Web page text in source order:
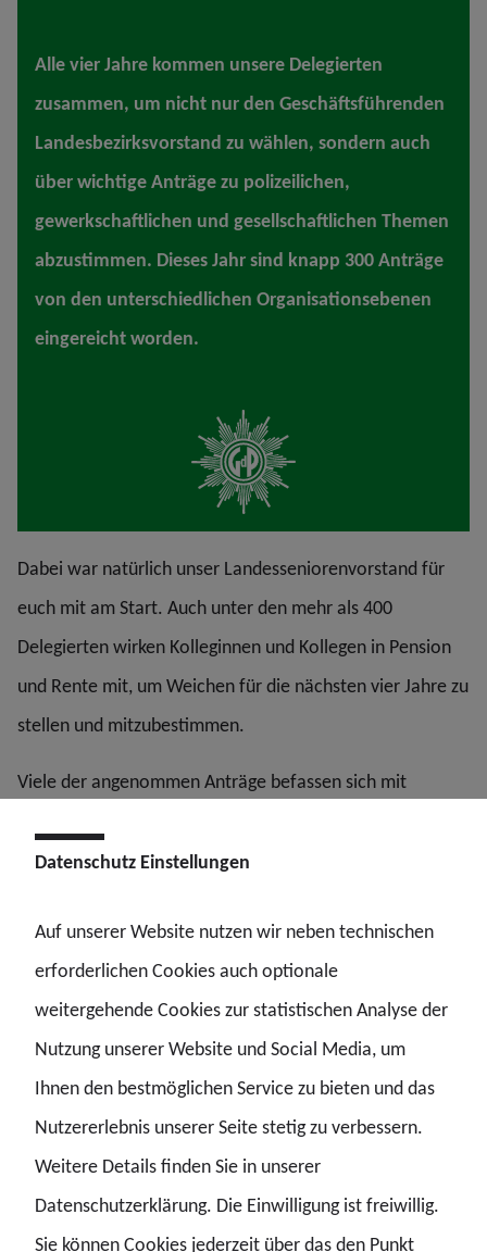
Alle vier Jahre kommen unsere Delegierten
zusammen, um nicht nur den Geschäftsführenden
Landesbezirksvorstand zu wählen, sondern auch
über wichtige Anträge zu polizeilichen,
gewerkschaftlichen und gesellschaftlichen Themen
abzustimmen. Dieses Jahr sind knapp 300 Anträge
von den unterschiedlichen Organisationsebenen
eingereicht worden.
Dabei war natürlich unser Landesseniorenvorstand für
euch mit am Start. Auch unter den mehr als 400
Delegierten wirken Kolleginnen und Kollegen in Pension
und Rente mit, um Weichen für die nächsten vier Jahre zu
stellen und mitzubestimmen.
Viele der angenommen Anträge befassen sich mit
bearbeitung. Angenommen wurde auch die Forderung
Regelungen zum Elterngeld. Die Sorge um bezahlbaren
Wohnraum und den Ausbau des ÖPNV wurde ebenfalls
als Antrag auf den Weg gebracht. Wichtig auch die
Forderung nach einem abschlags- und zuschlagsfreien
Ruhestandskorridor.
Datenschutz Einstellungen
Auf unserer Website nutzen wir neben technischen
erforderlichen Cookies auch optionale
weitergehende Cookies zur statistischen Analyse der
Nutzung unserer Website und Social Media, um
Ihnen den bestmöglichen Service zu bieten und das
Nutzererlebnis unserer Seite stetig zu verbessern.
Weitere Details finden Sie in unserer
Datenschutzerklärung. Die Einwilligung ist freiwillig.
Sie können Cookies jederzeit über das den Punkt